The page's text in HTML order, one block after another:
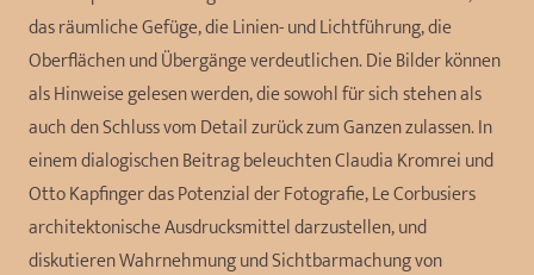
das räumliche Gefüge, die Linien- und Lichtführung, die
Oberflächen und Übergänge verdeutlichen. Die Bilder können
als Hinweise gelesen werden, die sowohl für sich stehen als
auch den Schluss vom Detail zurück zum Ganzen zulassen. In
einem dialogischen Beitrag beleuchten Claudia Kromrei und
Otto Kapfinger das Potenzial der Fotografie, Le Corbusiers
architektonische Ausdrucksmittel darzustellen, und
diskutieren Wahrnehmung und Sichtbarmachung von